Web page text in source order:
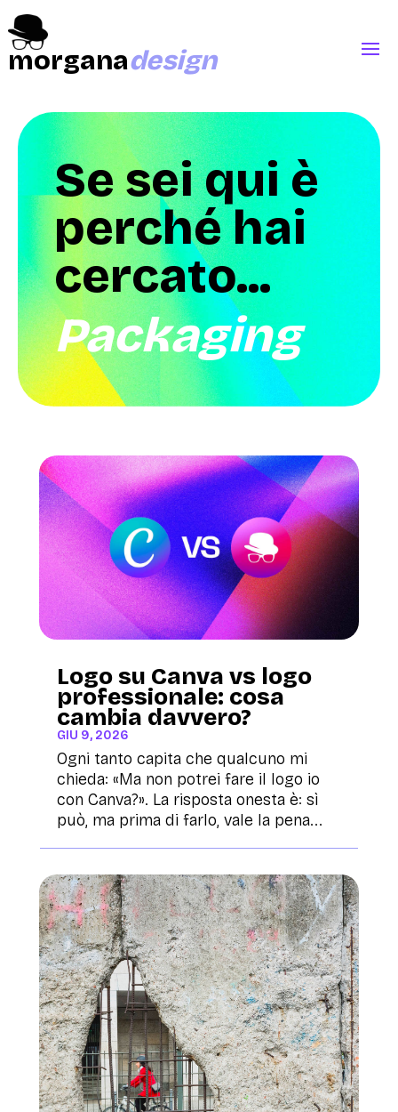
morganadesign
Se sei qui è
perché hai
cercato...
Packaging
Logo su Canva vs logo
professionale: cosa
cambia davvero?
GIU 9, 2026
Ogni tanto capita che qualcuno mi
chieda: «Ma non potrei fare il logo io
con Canva?». La risposta onesta è: sì
può, ma prima di farlo, vale la pena...